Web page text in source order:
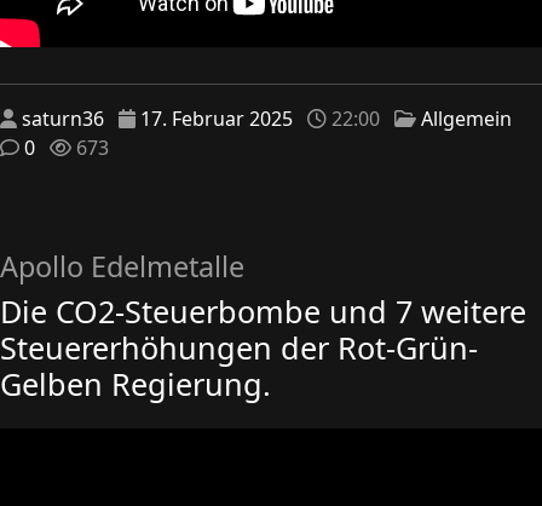
saturn36 17. Februar 2025 22:00
Allgemein
0
673
Apollo Edelmetalle
Die CO2-Steuerbombe und 7 weitere
Steuererhöhungen der Rot-Grün-
Gelben Regierung.